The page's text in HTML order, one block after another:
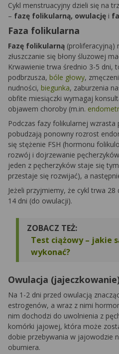
Cykl menstruacyjny dzieli się na
– fazę folikularną, owulację i
Faza folikularna
Fazę folikularną (proliferacyjną)
złuszczanie się błony śluzowej
Krwawienie trwa średnio 3-5 dni,
podbrzusza, bóle głowy,
nudności, biegunka, zaburzenia
obfite miesiączki wymagaj
objawem choroby (m.in.
Podczas fazy folikularnej
pobudzają ponowny rozrost
się stężenie FSH (hormonu
rozwój i dojrzewanie
jeden z pęcherzyków staje się
przestaje się rozwijać), a
Jeżeli przyjmiemy, że cykl trwa
14 dni (do owulacji).
ZOBACZ TEŻ:
Test ciążowy – jakie
wykonać?
Owulacja
Na 1-2 dni przed owulacją
estrogenów, a wraz z nimi
nim dochodzi do uwolnienia z
komórki jajowej, która może
dobie przebywania w jajowodzie
obumiera.